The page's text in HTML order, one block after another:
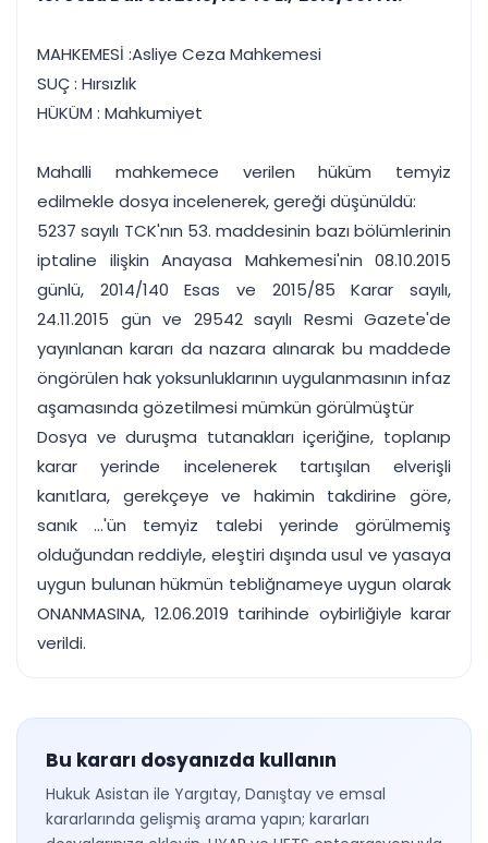
Bildirim
Süreleri asla kaçırmayın
Tek panelde uçtan uca yönetim
Tüm özellikleri inceleyin Ücretsiz Başlayın
MAHKEMESİ :Asliye Ceza Mahkemesi
SUÇ : Hırsızlık
HÜKÜM : Mahkumiyet
Mahalli mahkemece verilen hüküm temyiz
edilmekle dosya incelenerek, gereği düşünüldü:
5237 sayılı TCK'nın 53. maddesinin bazı bölümlerinin
iptaline ilişkin Anayasa Mahkemesi'nin 08.10.2015
günlü, 2014/140 Esas ve 2015/85 Karar sayılı,
24.11.2015 gün ve 29542 sayılı Resmi Gazete'de
yayınlanan kararı da nazara alınarak bu maddede
öngörülen hak yoksunluklarının uygulanmasının infaz
aşamasında gözetilmesi mümkün görülmüştür
Dosya ve duruşma tutanakları içeriğine, toplanıp
karar yerinde incelenerek tartışılan elverişli
kanıtlara, gerekçeye ve hakimin takdirine göre,
sanık ...'ün temyiz talebi yerinde görülmemiş
olduğundan reddiyle, eleştiri dışında usul ve yasaya
uygun bulunan hükmün tebliğnameye uygun olarak
ONANMASINA, 12.06.2019 tarihinde oybirliğiyle karar
verildi.
Bu kararı dosyanızda kullanın
Hukuk Asistan ile Yargıtay, Danıştay ve emsal
kararlarında gelişmiş arama yapın; kararları